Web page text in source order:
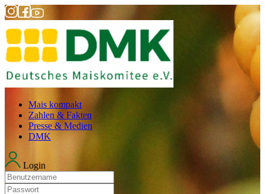
Mais kompakt
Zahlen & Fakten
Presse & Medien
DMK
Login